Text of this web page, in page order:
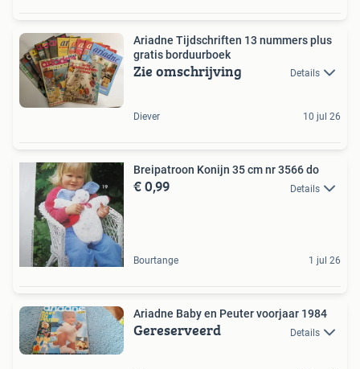
Ariadne Tijdschriften 13 nummers plus
gratis borduurboek
Zie omschrijving Details
Diever 10 jul 26
Breipatroon Konijn 35 cm nr 3566 do
€ 0,99 Details
Bourtange 1 jul 26
Ariadne Baby en Peuter voorjaar 1984
Gereserveerd Details